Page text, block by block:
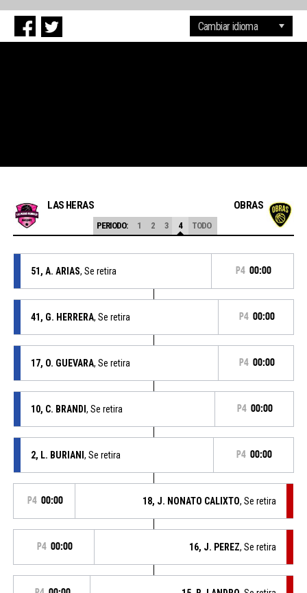
LAS HERAS OBRAS
PERIODO: 1 2 3 4 TODO
51, A. ARIAS, Se retira P4 00:00
41, G. HERRERA, Se retira P4 00:00
17, O. GUEVARA, Se retira P4 00:00
10, C. BRANDI , Se retira P4 00:00
2, L. BURIANI , Se retira P4 00:00
P4 00:00 18, J. NONATO CALIXTO, Se retira
P4 00:00 16, J. PEREZ, Se retira